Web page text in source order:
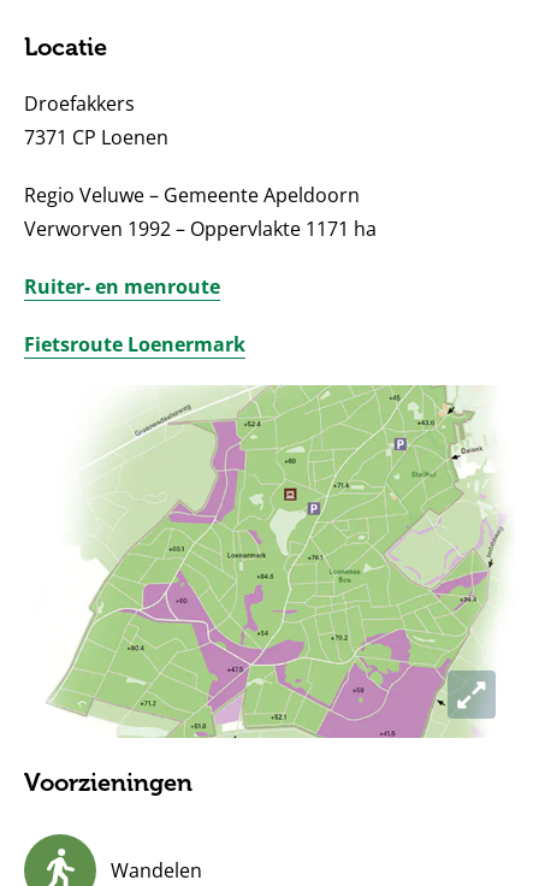
Locatie
Droefakkers
7371 CP Loenen
Regio Veluwe – Gemeente Apeldoorn
Verworven 1992 – Oppervlakte 1171 ha
Ruiter- en menroute
Fietsroute Loenermark
Voorzieningen
Wandelen